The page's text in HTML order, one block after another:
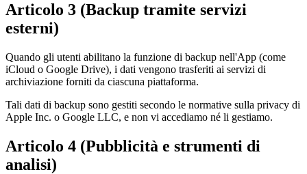
Articolo 3 (Backup tramite servizi
esterni)
Quando gli utenti abilitano la funzione di backup nell'App (come
iCloud o Google Drive), i dati vengono trasferiti ai servizi di
archiviazione forniti da ciascuna piattaforma.
Tali dati di backup sono gestiti secondo le normative sulla privacy di
Apple Inc. o Google LLC, e non vi accediamo né li gestiamo.
Articolo 4 (Pubblicità e strumenti di
analisi)